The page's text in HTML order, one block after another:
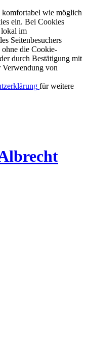
komfortabel wie möglich
ein. Bei Cookies
lokal im
Seitenbesuchers
ohne die Cookie-
durch Bestätigung mit
von
für weitere